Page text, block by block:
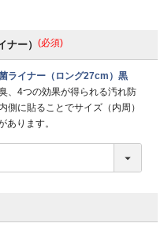
ー） (必須)
ライナー（ロング27cm）黒
、4つの効果が得られる汚れ防
側に貼ることでサイズ（内周）
あります。